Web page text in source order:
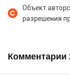
Объект
разрешения
Комментарии